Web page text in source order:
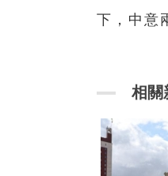
下，中意
相關